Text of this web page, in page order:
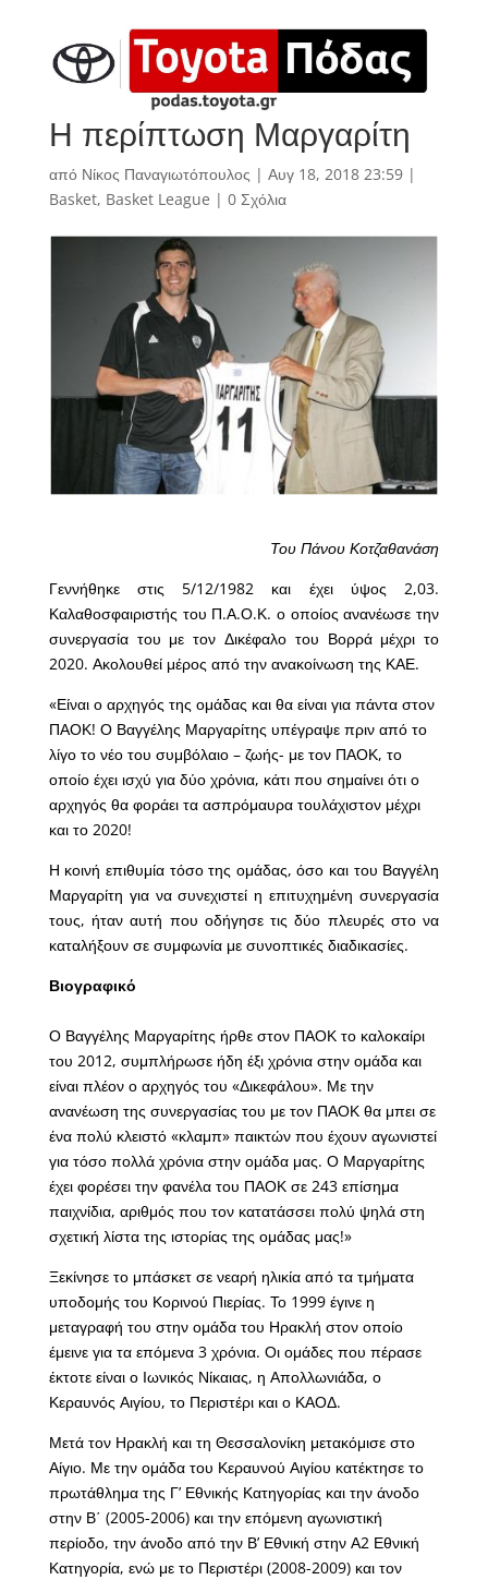
Η περίπτωση Μαργαρίτη
από Νίκος Παναγιωτόπουλος | Αυγ 18, 2018 23:59|
Basket, Basket League | 0 Σχόλια
Του Πάνου Κοτζαθανάση
Γεννήθηκε στις 5/12/1982 και έχει ύψος 2,03.
Καλαθοσφαιριστής του Π.Α.Ο.Κ. ο οποίος ανανέωσε την
συνεργασία του με τον Δικέφαλο του Βορρά μέχρι το
2020. Ακολουθεί μέρος από την ανακοίνωση της ΚΑΕ.
«Είναι ο αρχηγός της ομάδας και θα είναι για πάντα στον
ΠΑΟΚ! Ο Βαγγέλης Μαργαρίτης υπέγραψε πριν από το
λίγο το νέο του συμβόλαιο – ζωής- με τον ΠΑΟΚ, το
οποίο έχει ισχύ για δύο χρόνια, κάτι που σημαίνει ότι ο
αρχηγός θα φοράει τα ασπρόμαυρα τουλάχιστον μέχρι
και το 2020!
Η κοινή επιθυμία τόσο της ομάδας, όσο και του Βαγγέλη
Μαργαρίτη για να συνεχιστεί η επιτυχημένη συνεργασία
τους, ήταν αυτή που οδήγησε τις δύο πλευρές στο να
καταλήξουν σε συμφωνία με συνοπτικές διαδικασίες.
Βιογραφικό
Ο Βαγγέλης Μαργαρίτης ήρθε στον ΠΑΟΚ το καλοκαίρι
του 2012, συμπλήρωσε ήδη έξι χρόνια στην ομάδα και
είναι πλέον ο αρχηγός του «Δικεφάλου». Με την
ανανέωση της συνεργασίας του με τον ΠΑΟΚ θα μπει σε
ένα πολύ κλειστό «κλαμπ» παικτών που έχουν αγωνιστεί
για τόσο πολλά χρόνια στην ομάδα μας. Ο Μαργαρίτης
έχει φορέσει την φανέλα του ΠΑΟΚ σε 243 επίσημα
παιχνίδια, αριθμός που τον κατατάσσει πολύ ψηλά στη
σχετική λίστα της ιστορίας της ομάδας μας!»
Ξεκίνησε το μπάσκετ σε νεαρή ηλικία από τα τμήματα
υποδομής του Κορινού Πιερίας. Το 1999 έγινε η
μεταγραφή του στην ομάδα του Ηρακλή στον οποίο
έμεινε για τα επόμενα 3 χρόνια. Οι ομάδες που πέρασε
έκτοτε είναι ο Ιωνικός Νίκαιας, η Απολλωνιάδα, ο
Κεραυνός Αιγίου, το Περιστέρι και ο ΚΑΟΔ.
Μετά τον Ηρακλή και τη Θεσσαλονίκη μετακόμισε στο
Αίγιο. Με την ομάδα του Κεραυνού Αιγίου κατέκτησε το
πρωτάθλημα της Γ’ Εθνικής Κατηγορίας και την άνοδο
στην Β΄ (2005-2006) και την επόμενη αγωνιστική
περίοδο, την άνοδο από την Β’ Εθνική στην Α2 Εθνική
Κατηγορία, ενώ με το Περιστέρι (2008-2009) και τον